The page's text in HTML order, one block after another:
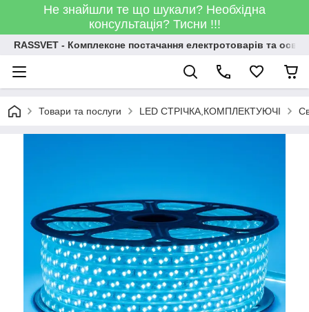
Не знайшли те що шукали? Необхідна
консультація? Тисни !!!
RASSVET - Комплексне постачання електротоварів та
Товари та послуги LED СТРІЧКА,КОМПЛЕКТУЮЧІ